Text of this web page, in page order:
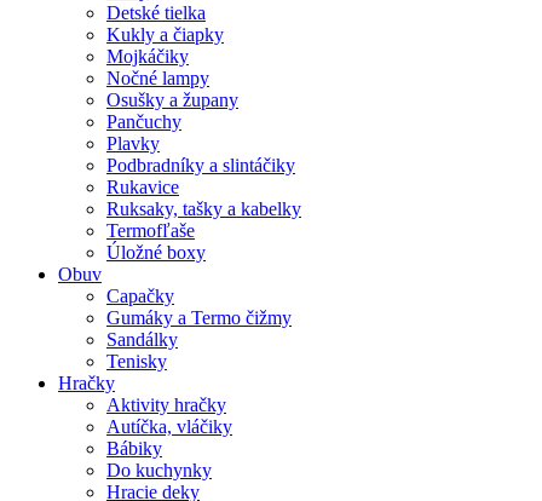
Detské tielka
Kukly a čiapky
Mojkáčiky
Nočné lampy
Osušky a župany
Pančuchy
Plavky
Podbradníky a slintáčiky
Rukavice
Ruksaky, tašky a kabelky
Termofľaše
Úložné boxy
Obuv
Capačky
Gumáky a Termo čižmy
Sandálky
Tenisky
Hračky
Aktivity hračky
Autíčka, vláčiky
Bábiky
Do kuchynky
Hracie deky